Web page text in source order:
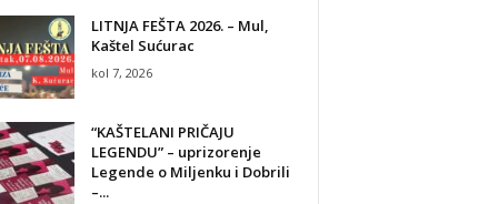
LITNJA FEŠTA 2026. – Mul,
Kaštel Sućurac
kol 7, 2026
“KAŠTELANI PRIČAJU
LEGENDU” – uprizorenje
Legende o Miljenku i Dobrili
–...